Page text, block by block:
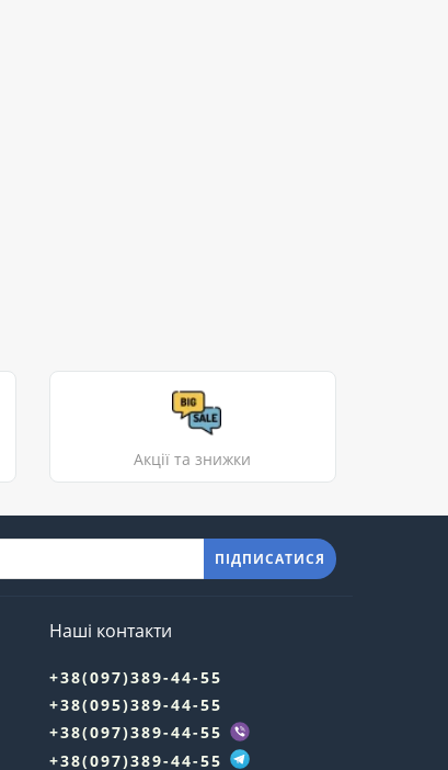
Акції та знижки
ПІДПИСАТИСЯ
Наші контакти
+38(097)389-44-55
+38(095)389-44-55
+38(097)389-44-55
+38(097)389-44-55